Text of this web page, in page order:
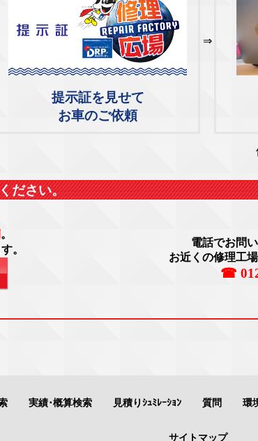
提示証を見せて
お車のご依頼
⇒
ださい。
。
。
電話でお問
お近くの修理工
☎
実績･概算検索 見積りｼｭﾐﾚｰｼｮﾝ 質問 環
サイトマップ